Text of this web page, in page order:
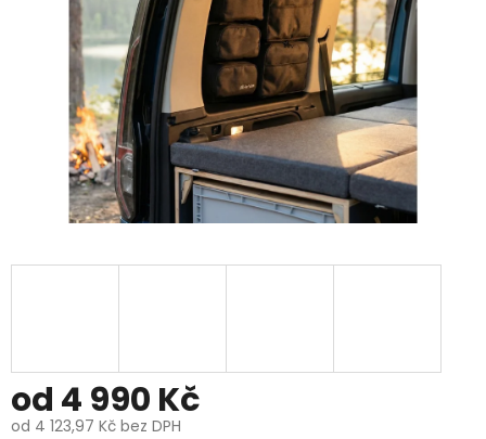
od 4 990 Kč
od 4 123,97 Kč bez DPH